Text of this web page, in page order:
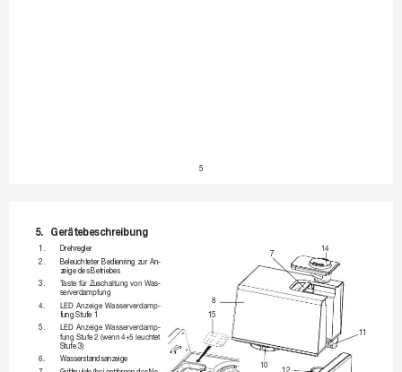
5
5. Gerätebeschreibung
1. Drehregler 14
7
2.
Beleuchteter Bedienring zur An-
zeige des Betriebes
3.
Taste für Zuschaltung von Was-
serverdampfung
8
4. LED Anzeige Wasserverdamp-
fung Stufe 1
15
5. LED Anzeige Wasserverdamp-
11
fung Stufe2 (wenn 4+5 leuchtet
Stufe 3)
6. Wasserstandsanzeige
10
12